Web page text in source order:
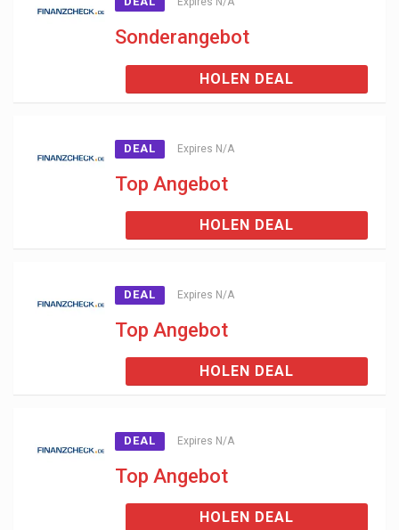
Sonderangebot
HOLEN DEAL
DEAL Expires N/A
Top Angebot
HOLEN DEAL
DEAL Expires N/A
Top Angebot
HOLEN DEAL
DEAL Expires N/A
Top Angebot
HOLEN DEAL